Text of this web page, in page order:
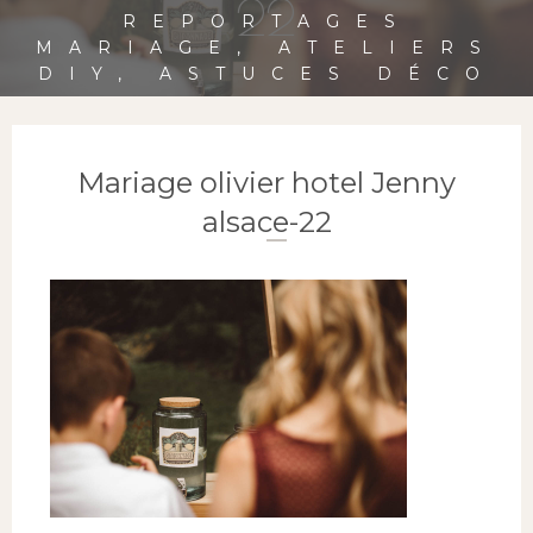
22
REPORTAGES
MARIAGE, ATELIERS
DIY, ASTUCES DÉCO
Mariage olivier hotel Jenny
alsace-22